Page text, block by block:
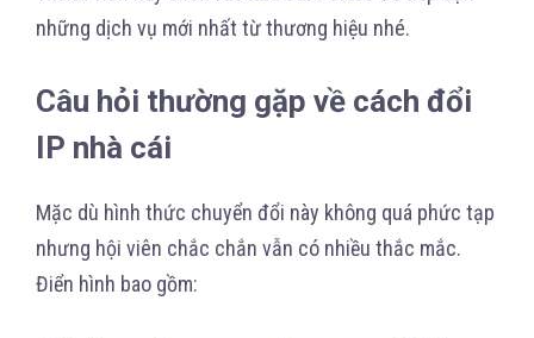
những dịch vụ mới nhất từ thương hiệu nhé.
Câu hỏi thường gặp về cách đổi
IP nhà cái
Mặc dù hình thức chuyển đổi này không quá phức tạp
nhưng hội viên chắc chắn vẫn có nhiều thắc mắc.
Điển hình bao gồm: